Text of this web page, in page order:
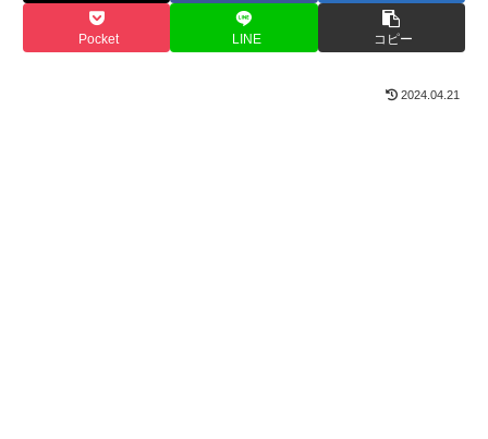
Pocket LINE コピー
2024.04.21